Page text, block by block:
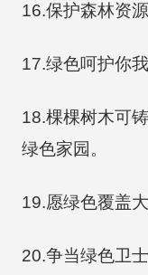
16.保护森林资
17.绿色呵护你
18.棵棵树木可
绿色家园。
19.愿绿色覆盖
20.争当绿色卫